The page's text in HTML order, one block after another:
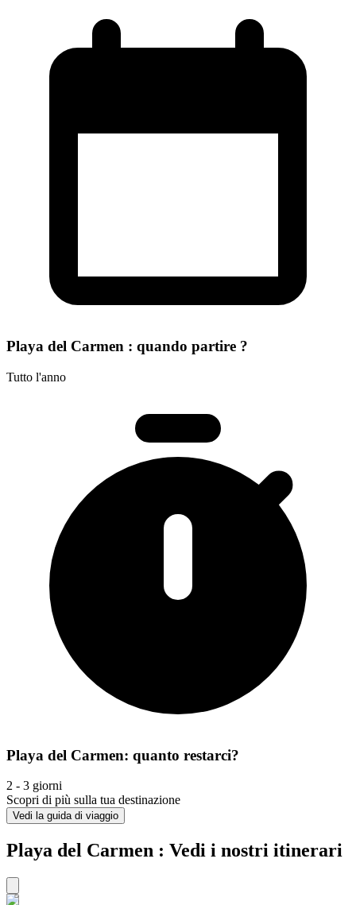
Playa del Carmen : quando partire ?
Tutto l'anno
Playa del Carmen: quanto restarci?
2 - 3 giorni
Scopri di più sulla tua destinazione
Vedi la guida di viaggio
Playa del Carmen : Vedi i nostri itinerari